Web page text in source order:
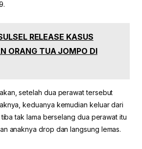
RELEASE KASUS
ORANG TUA JOMPO DI
setelah dua perawat tersebut
keduanya kemudian keluar dari
tak lama berselang dua perawat itu
anaknya drop dan langsung lemas.